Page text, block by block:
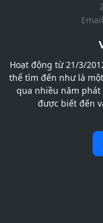
Hoạt động từ 21/3/
thể tìm đến như là
qua nhiều năm
được biết đến